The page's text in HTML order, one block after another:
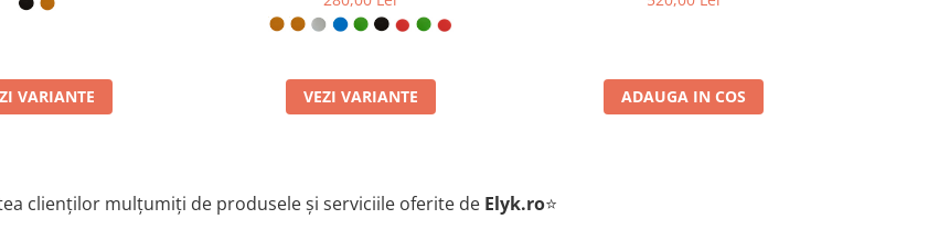
VARIANTE VEZI VARIANTE ADAUGA IN COS
clienților mulțumiți de produsele și serviciile oferite de Elyk.ro⭐